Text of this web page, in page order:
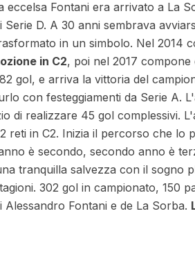
eccelsa Fontani era arrivato a La
D. A 30 anni sembrava
in un simbolo. Nel 2014
in C2, poi nel 2017 compone
gol, e arriva la vittoria del
con festeggiamenti da Serie A.
di realizzare 45 gol complessivi.
reti in C2. Inizia il percorso che lo
è secondo, secondo anno è
tranquilla salvezza con il sogno
302 gol in campionato, 150
Fontani e de La Sorba.